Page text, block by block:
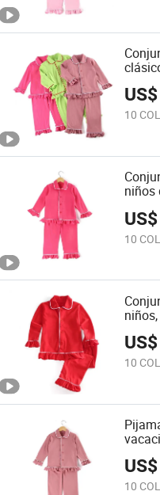
US$
10
niños
ropa
ropa
US$
10
ropa
US$
10
para
US$
10